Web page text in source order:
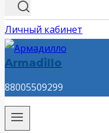
Личный кабинет
Armadillo
88005509299